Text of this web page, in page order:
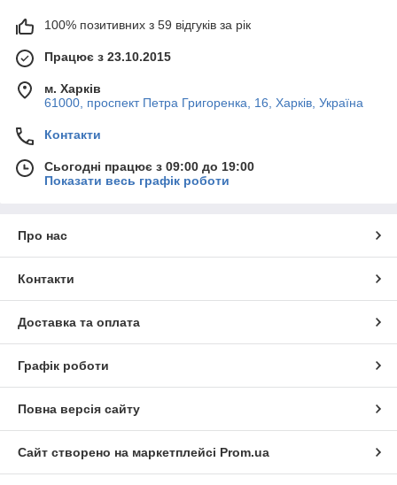
100% позитивних з 59 відгуків за рік
Працює з 23.10.2015
м. Харків
61000, проспект Петра Григоренка, 16, Харків, Україна
Контакти
Сьогодні працює з 09:00 до 19:00
Показати весь графік роботи
Про нас
Контакти
Доставка та оплата
Графік роботи
Повна версія сайту
Сайт створено на маркетплейсі Prom.ua